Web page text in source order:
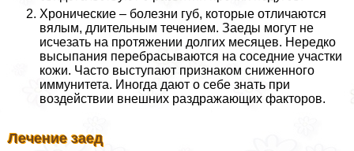
Хронические – болезни губ, которые отличаются
вялым, длительным течением. Заеды могут не
исчезать на протяжении долгих месяцев. Нередко
высыпания перебрасываются на соседние участки
кожи. Часто выступают признаком сниженного
иммунитета. Иногда дают о себе знать при
воздействии внешних раздражающих факторов.
Лечение заед